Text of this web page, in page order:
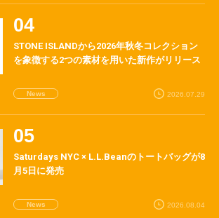
STONE ISLANDから2026年秋冬コレクション
を象徴する2つの素材を用いた新作がリリース
News 2026.07.29
Saturdays NYC × L.L.Beanのトートバッグが8
月5日に発売
News 2026.08.04